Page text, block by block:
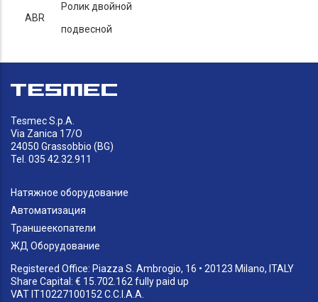
ABR
Ролик двойной
подвесной
Tesmec S.p.A.
Via Zanica 17/O
24050 Grassobbio (BG)
Tel. 035 42.32.911
Натяжное оборудование
Автоматизация
Траншеекопатели
ЖД Оборудование
Registered Office: Piazza S. Ambrogio, 16 • 20123 Milano, ITALY
Share Capital: € 15.702.162 fully paid up
VAT IT10227100152 C.C.I.A.A.